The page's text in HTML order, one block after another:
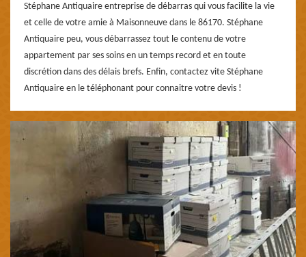
Stéphane Antiquaire entreprise de débarras qui vous facilite la vie
et celle de votre amie à Maisonneuve dans le 86170. Stéphane
Antiquaire peu, vous débarrassez tout le contenu de votre
appartement par ses soins en un temps record et en toute
discrétion dans des délais brefs. Enfin, contactez vite Stéphane
Antiquaire en le téléphonant pour connaitre votre devis !